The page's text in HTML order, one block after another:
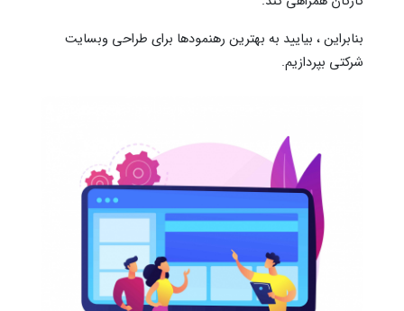
بنابراین ، بیایید به بهترین رهنمودها برای طراحی وبسایت
شرکتی بپردازیم.